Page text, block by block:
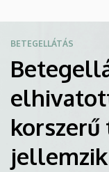
Központban.
BETEGELLÁTÁS
jellemzik